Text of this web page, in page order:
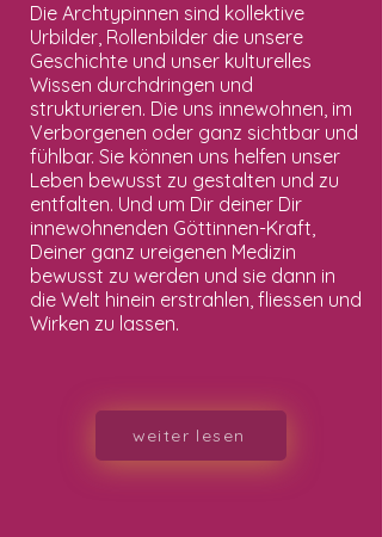
Die Archtypinnen sind kollektive
Urbilder, Rollenbilder die unsere
Geschichte und unser kulturelles
Wissen durchdringen und
strukturieren. Die uns innewohnen, im
Verborgenen oder ganz sichtbar und
fühlbar. Sie können uns helfen unser
Leben bewusst zu gestalten und zu
entfalten. Und um Dir deiner Dir
innewohnenden Göttinnen-Kraft,
Deiner ganz ureigenen Medizin
bewusst zu werden und sie dann in
die Welt hinein erstrahlen, fliessen und
Wirken zu lassen.
weiter lesen